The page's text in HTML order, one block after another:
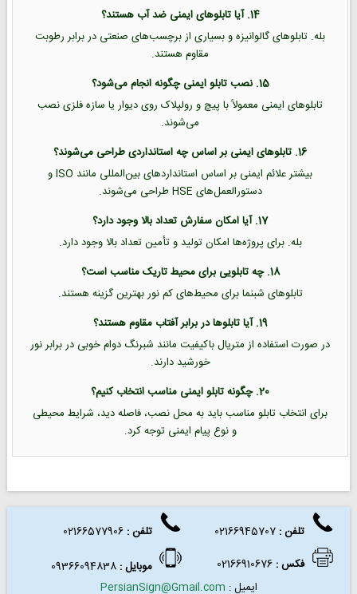
14. آیا تابلوهای ایمنی ضد آب هستند؟
بله. تابلوهای گالوانیزه و بسیاری از برچسب‌های صنعتی در برابر رطوبت
مقاوم هستند.
15. نصب تابلو ایمنی چگونه انجام می‌شود؟
تابلوهای ایمنی معمولاً با پیچ و رولپلاک روی دیوار یا سازه فلزی نصب
می‌شوند.
16. تابلوهای ایمنی بر اساس چه استانداردی طراحی می‌شوند؟
بیشتر علائم ایمنی بر اساس استانداردهای بین‌المللی مانند ISO و
دستورالعمل‌های HSE طراحی می‌شوند.
17. آیا امکان سفارش تعداد بالا وجود دارد؟
بله. برای پروژه‌ها امکان تولید و تأمین تعداد بالا وجود دارد.
18. چه تابلویی برای محیط تاریک مناسب است؟
تابلوهای شبنما برای محیط‌های کم نور بهترین گزینه هستند.
19. آیا تابلوها در برابر آفتاب مقاوم هستند؟
در صورت استفاده از متریال باکیفیت مانند شبرنگ دوام خوبی در برابر نور
خورشید دارند.
20. چگونه تابلو ایمنی مناسب انتخاب کنیم؟
برای انتخاب تابلو مناسب باید به محل نصب، فاصله دید، شرایط محیطی
و نوع پیام ایمنی توجه کرد.
تلفن : تلفن:
02166577906
فکس:
02166910676 موبایل :
ایمیل : PersianSign@Gmail.com